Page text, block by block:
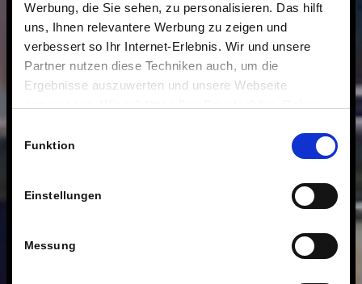
Werbung, die Sie sehen, zu personalisieren. Das hilft
uns, Ihnen relevantere Werbung zu zeigen und
verbessert so Ihr Internet-Erlebnis. Wir und unsere
Partner nutzen diese Techniken auch, um die
Ergebnisse auszuwerten und unsere Webseite
Technologien.
Funktion
Einstellungen
Messung